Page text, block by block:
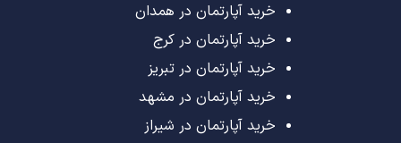
خرید آپارتمان در همدان
خرید آپارتمان در کرج
خرید آپارتمان در تبریز
خرید آپارتمان در مشهد
خرید آپارتمان در شیراز